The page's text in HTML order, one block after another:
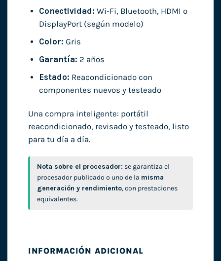
Conectividad: Wi-Fi, Bluetooth, HDMI o
DisplayPort (según modelo)
Color: Gris
Garantía: 2 años
Estado: Reacondicionado con
componentes nuevos y testeado
Una compra inteligente: portátil
reacondicionado, revisado y testeado, listo
para tu día a día.
Nota sobre el procesador: se garantiza el
procesador publicado o uno de la misma
generación y rendimiento, con prestaciones
equivalentes.
INFORMACIÓN ADICIONAL